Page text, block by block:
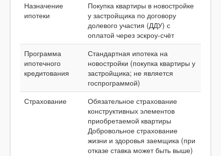
Назначение
ипотеки
Покупка квартиры в новостройке
у застройщика по договору
долевого участия (ДДУ) с
оплатой через эскроу-счёт
Программа
ипотечного
кредитования
Стандартная ипотека на
новостройки (покупка квартиры у
застройщика; не является
госпрограммой)
Страхование
Обязательное страхование
конструктивных элементов
приобретаемой квартиры
Добровольное страхование
жизни и здоровья заемщика (при
отказе ставка может быть выше)